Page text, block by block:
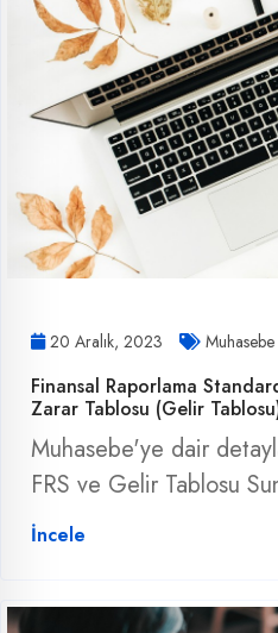
20 Aralık, 2023 Muhasebe
Finansal Raporlama
Zarar Tablosu (Gelir
Muhasebe'ye dair
FRS ve Gelir Tablosu
İncele